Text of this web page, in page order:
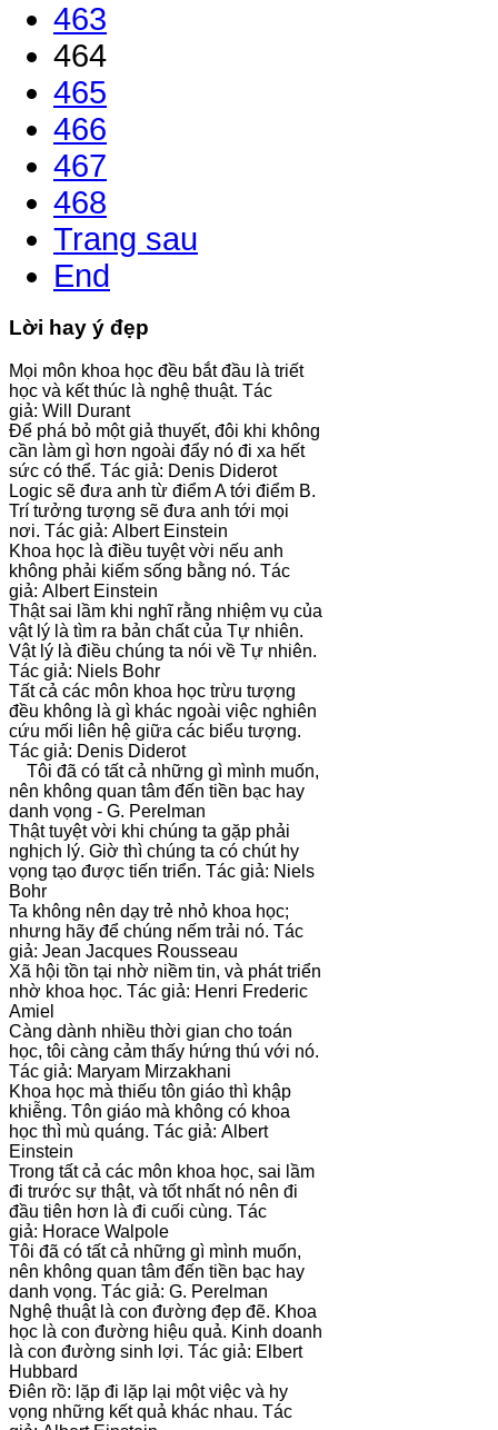
463
464
465
466
467
468
Trang sau
End
Lời hay ý đẹp
Mọi môn khoa học đều bắt đầu là triết
học và kết thúc là nghệ thuật. Tác
giả: Will Durant
Để phá bỏ một giả thuyết, đôi khi không
cần làm gì hơn ngoài đẩy nó đi xa hết
sức có thể. Tác giả: Denis Diderot
Logic sẽ đưa anh từ điểm A tới điểm B.
Trí tưởng tượng sẽ đưa anh tới mọi
nơi. Tác giả: Albert Einstein
Khoa học là điều tuyệt vời nếu anh
không phải kiếm sống bằng nó. Tác
giả: Albert Einstein
Thật sai lầm khi nghĩ rằng nhiệm vụ của
vật lý là tìm ra bản chất của Tự nhiên.
Vật lý là điều chúng ta nói về Tự nhiên.
Tác giả: Niels Bohr
Tất cả các môn khoa học trừu tượng
đều không là gì khác ngoài việc nghiên
cứu mối liên hệ giữa các biểu tượng.
Tác giả: Denis Diderot
Tôi đã có tất cả những gì mình muốn,
nên không quan tâm đến tiền bạc hay
danh vọng - G. Perelman
Thật tuyệt vời khi chúng ta gặp phải
nghịch lý. Giờ thì chúng ta có chút hy
vọng tạo được tiến triển. Tác giả: Niels
Bohr
Ta không nên dạy trẻ nhỏ khoa học;
nhưng hãy để chúng nếm trải nó. Tác
giả: Jean Jacques Rousseau
Xã hội tồn tại nhờ niềm tin, và phát triển
nhờ khoa học. Tác giả: Henri Frederic
Amiel
Càng dành nhiều thời gian cho toán
học, tôi càng cảm thấy hứng thú với nó.
Tác giả: Maryam Mirzakhani
Khoa học mà thiếu tôn giáo thì khập
khiễng. Tôn giáo mà không có khoa
học thì mù quáng. Tác giả: Albert
Einstein
Trong tất cả các môn khoa học, sai lầm
đi trước sự thật, và tốt nhất nó nên đi
đầu tiên hơn là đi cuối cùng. Tác
giả: Horace Walpole
Tôi đã có tất cả những gì mình muốn,
nên không quan tâm đến tiền bạc hay
danh vọng. Tác giả: G. Perelman
Nghệ thuật là con đường đẹp đẽ. Khoa
học là con đường hiệu quả. Kinh doanh
là con đường sinh lợi. Tác giả: Elbert
Hubbard
Điên rồ: lặp đi lặp lại một việc và hy
vọng những kết quả khác nhau. Tác